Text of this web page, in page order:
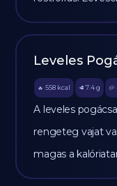
Leveles
🔥 558 kcal 🥩 7.4 g 🥔
A leveles
rengeteg vajat
magas a